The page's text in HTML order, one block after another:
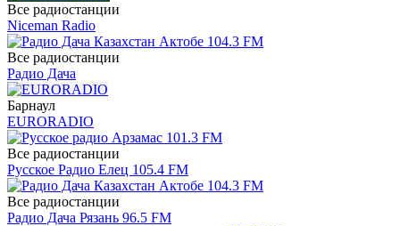
Все радиостанции
Niceman Radio
Все радиостанции
Радио Дача
Барнаул
EURORADIO
Все радиостанции
Русское Радио Елец 105.4 FM
Все радиостанции
Радио Дача Рязань 96.5 FM